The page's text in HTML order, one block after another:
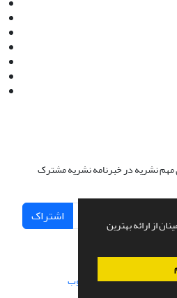
از ارائه بهترین
مهم نشریه در خبرنامه نشریه مشترک
اشتراک
و پیاده سازی از سیناوب